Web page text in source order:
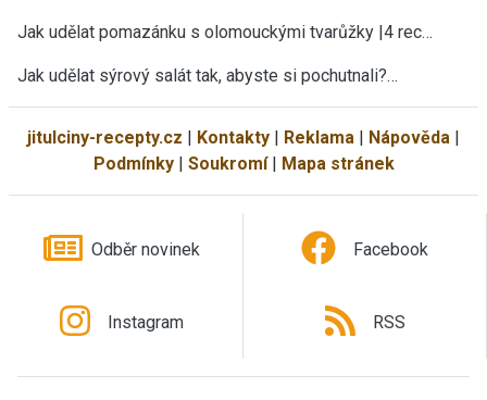
Jak udělat pomazánku s olomouckými tvarůžky |4 rec…
Jak udělat sýrový salát tak, abyste si pochutnali?…
jitulciny-recepty.cz | Kontakty | Reklama | Nápověda |
Podmínky| Soukromí| Mapa stránek
Odběr novinek Facebook
Instagram RSS